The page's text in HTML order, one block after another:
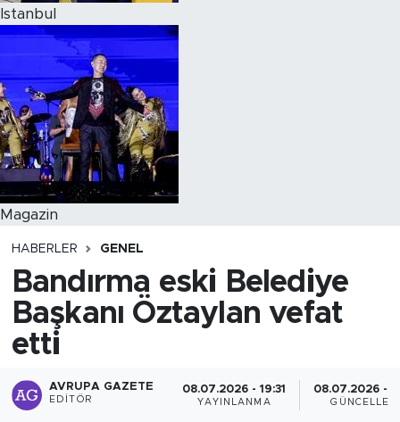
Istanbul
Magazin
HABERLER GENEL
Bandırma eski Belediye
Başkanı Öztaylan vefat
etti
AVRUPA GAZETE
EDITÖR
08.07.2026 - 19:31
YAYINLANMA
08.07.2026 -